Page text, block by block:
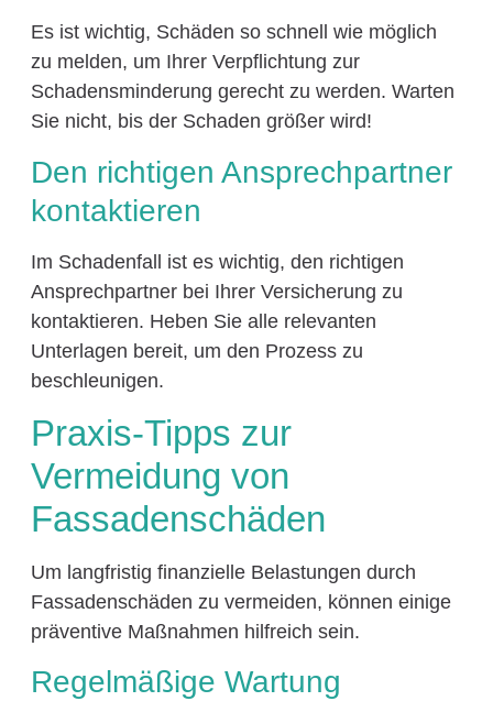
Es ist wichtig, Schäden so schnell wie möglich
zu melden, um Ihrer Verpflichtung zur
Schadensminderung gerecht zu werden. Warten
Sie nicht, bis der Schaden größer wird!
Den richtigen Ansprechpartner
kontaktieren
Im Schadenfall ist es wichtig, den richtigen
Ansprechpartner bei Ihrer Versicherung zu
kontaktieren. Heben Sie alle relevanten
Unterlagen bereit, um den Prozess zu
beschleunigen.
Praxis-Tipps zur
Vermeidung von
Fassadenschäden
Um langfristig finanzielle Belastungen durch
Fassadenschäden zu vermeiden, können einige
präventive Maßnahmen hilfreich sein.
Regelmäßige Wartung